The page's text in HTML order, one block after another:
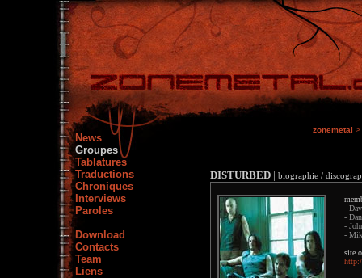
News
Groupes
Tablatures
Traductions
Chroniques
Interviews
Paroles
Download
Contacts
Team
Liens
zonemetal >
DISTURBED | biographie /
-
-
-
-
site